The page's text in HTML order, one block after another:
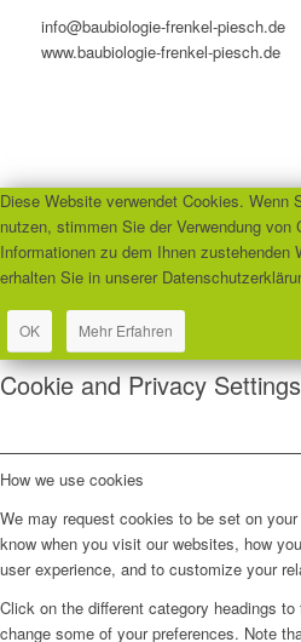
info@baubiologie-frenkel-piesch.de
www.baubiologie-frenkel-piesch.de
Diese Website verwendet Cookies. Wenn
nutzen, stimmen Sie der Verwendung von
Informationen zu dem Ihnen zustehenden
erhalten Sie in unserer
OK Mehr Erfahren
Cookie and Privacy Settings
How we use cookies
We may request cookies to be set on
know when you visit our websites, how
user experience, and to customize your
Click on the different category headings
change some of your preferences. Note